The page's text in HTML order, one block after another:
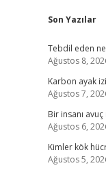
Son Yazılar
Tebdil eden
Ağustos 8,
Karbon ayak izi
Ağustos 7,
Bir insanı
Ağustos 6,
Kimler kök
Ağustos 5,